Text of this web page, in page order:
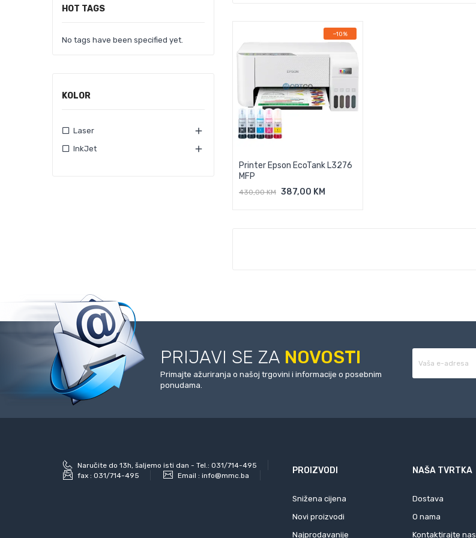
HOT TAGS
No tags have been specified yet.
KOLOR
Laser 
InkJet 
−10%
Printer Epson EcoTank L3276
MFP
430,00 KM 387,00 KM
Dodaj U Košaricu
PRIJAVI SE ZA NOVOSTI
Primajte ažuriranja o našoj trgovini i informacije o posebnim
ponudama.
Naručite do 13h, šaljemo isti dan - Tel.: 031/714-495
fax : 031/714-495 Email : info@mmc.ba PROIZVODI
Snižena cijena
Novi proizvodi
Najprodavanije
NAŠA TVRTKA
Dostava
O nama
Kontaktirajte nas